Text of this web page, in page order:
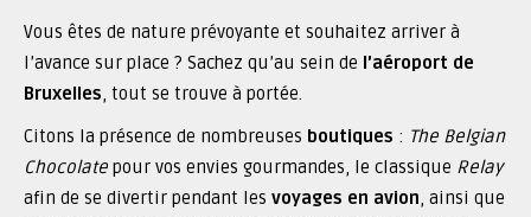
Vous êtes de nature prévoyante et souhaitez arriver à
l’avance sur place ? Sachez qu’au sein de l’aéroport de
Bruxelles, tout se trouve à portée.
Citons la présence de nombreuses boutiques : The Belgian
Chocolate pour vos envies gourmandes, le classique Relay
afin de se divertir pendant les voyages en avion, ainsi que